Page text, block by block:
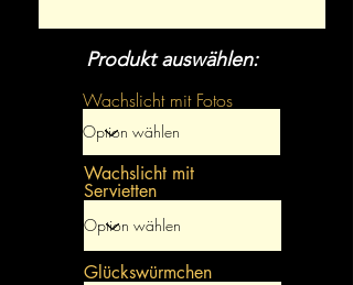
Produkt auswählen:
Wachslicht mit Fotos
Wachslicht mit
Servietten
Glückswürmchen